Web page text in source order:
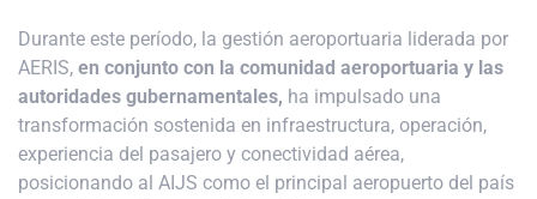
Durante este período, la gestión aeroportuaria liderada por
AERIS, en conjunto con la comunidad aeroportuaria y las
autoridades gubernamentales, ha impulsado una
transformación sostenida en infraestructura, operación,
experiencia del pasajero y conectividad aérea,
posicionando al AIJS como el principal aeropuerto del país